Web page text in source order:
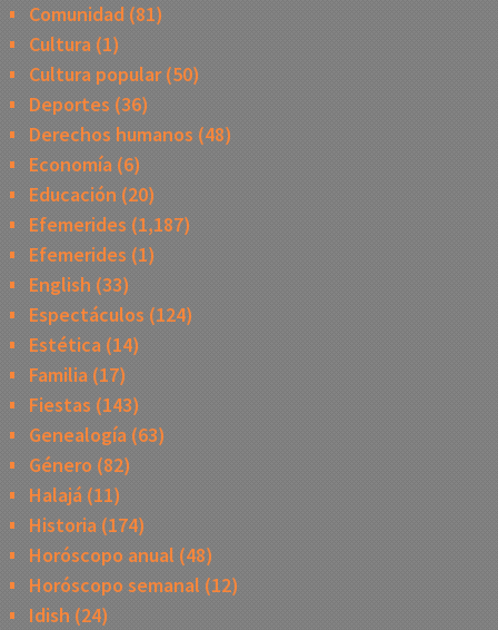
Comunidad(81)
Cultura(1)
Cultura popular(50)
Deportes (36)
Derechos humanos (48)
Economía(6)
Educación (20)
Efemerides (1,187)
Efemerides (1)
English (33)
Espectáculos (124)
Estética(14)
Familia(17)
Fiestas (143)
Genealogía(63)
Género (82)
Halajá(11)
Historia(174)
Horóscopo anual (48)
Horóscopo semanal (12)
Idish (24)